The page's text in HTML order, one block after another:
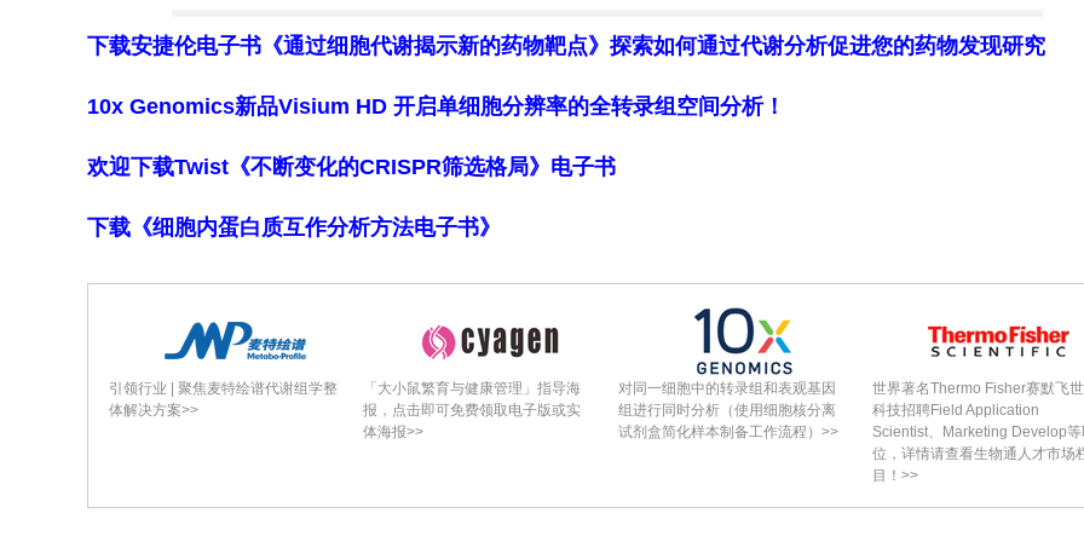
下载安捷伦电子书《通过细胞代谢揭示新的药物靶点》探索如何通过代谢分析促进您的药物发现研究
10x Genomics新品Visium HD 开启单细胞分辨率的全转录组空间分析！
欢迎下载Twist《不断变化的CRISPR筛选格局》电子书
下载《细胞内蛋白质互作分析方法电子书》
引领行业 | 聚焦麦特绘谱代谢组学整
体解决方案>>
「大小鼠繁育与健康管理」指导海
报，点击即可免费领取电子版或实
体海报>>
对同一细胞中的转录组和表观基因
组进行同时分析（使用细胞核分离
试剂盒简化样本制备工作流程）>>
世界著名Thermo Fisher赛默飞
科技招聘Field Application
Scientist、Marketing Develop等
位，详情请查看生物通人才市场
目！>>